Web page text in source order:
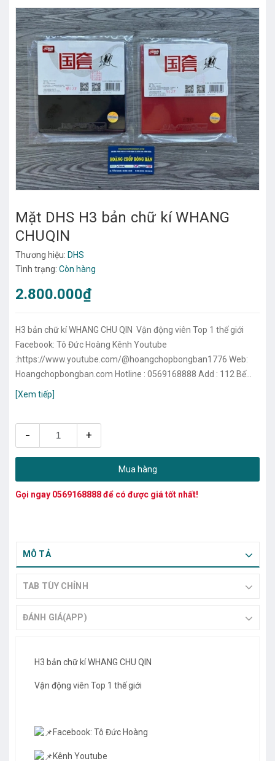
Mặt DHS H3 bản chữ kí WHANG
CHUQIN
Thương hiệu: DHS
Tình trạng: Còn hàng
2.800.000₫
H3 bản chữ kí WHANG CHU QIN Vận động viên Top 1 thế giới
Facebook: Tô Đức Hoàng Kênh Youtube
:https://www.youtube.com/@hoangchopbongban1776 Web:
Hoangchopbongban.com Hotline : 0569168888 Add : 112 Bế
Văn Đàn-Hà Đông
[Xem tiếp]
- +
Mua hàng
Gọi ngay 0569168888để có được giá tốt nhất!
MÔ TẢ
TAB TÙY CHỈNH
ĐÁNH GIÁ(APP)
H3 bản chữ kí WHANG CHU QIN
Vận động viên Top 1 thế giới
Facebook: Tô Đức Hoàng
Kênh Youtube